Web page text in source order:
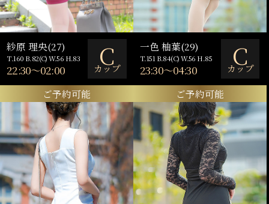
紗原 理央(27)
T.160 B.82(C) W.56 H.83
22:30～02:00 C
カップ
ご予約可能
一色 柚葉(29)
T.151 B.84(C) W.56 H.85
23:30～04:30 C
カップ
ご予約可能